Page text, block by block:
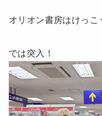
オリオン書房はけっこ
では突入！